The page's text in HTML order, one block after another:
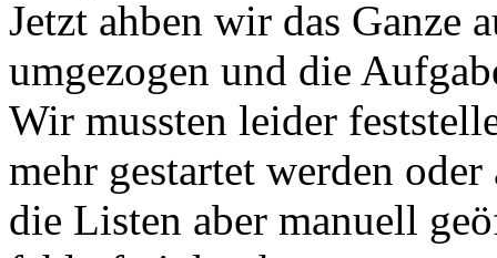
Jetzt ahben wir das Ganze
umgezogen und die
Wir mussten leider
mehr gestartet werden
die Listen aber manuell